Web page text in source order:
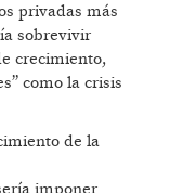
privadas más
sobrevivir
crecimiento,
como la crisis
de la